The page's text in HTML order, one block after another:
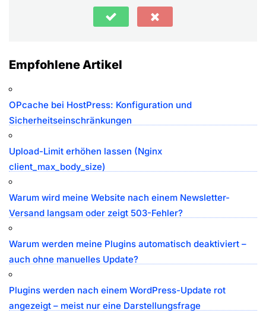
Empfohlene Artikel
OPcache bei HostPress: Konfiguration und
Sicherheitseinschränkungen
Upload-Limit erhöhen lassen (Nginx
client_max_body_size)
Warum wird meine Website nach einem Newsletter-
Versand langsam oder zeigt 503-Fehler?
Warum werden meine Plugins automatisch deaktiviert –
auch ohne manuelles Update?
Plugins werden nach einem WordPress-Update rot
angezeigt – meist nur eine Darstellungsfrage